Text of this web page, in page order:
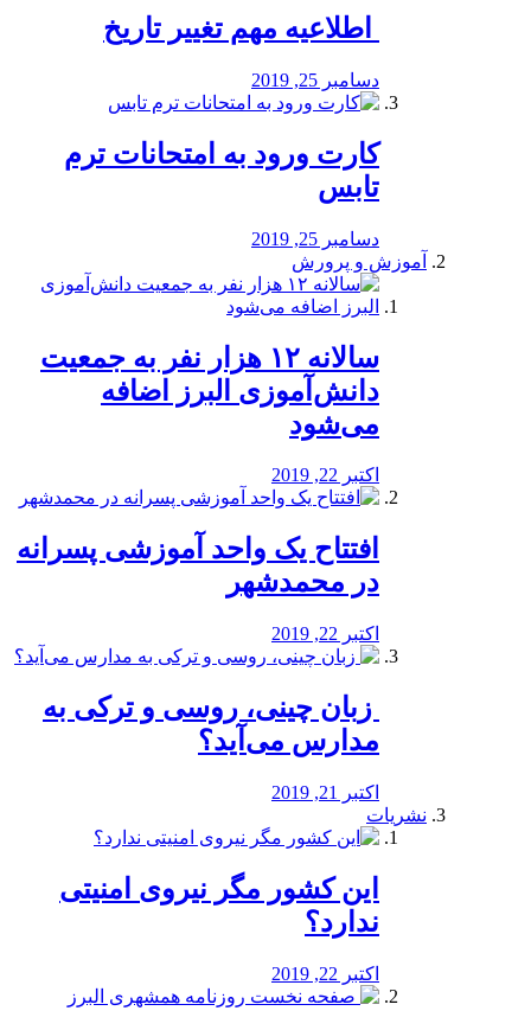
️ اطلاعیه مهم تغییر تاریخ
دسامبر 25, 2019
کارت ورود به امتحانات ترم
تابس
دسامبر 25, 2019
آموزش و پرورش
️سالانه ۱۲ هزار نفر به جمعیت
دانش‌آموزی البرز اضافه
می‌شود
اکتبر 22, 2019
افتتاح یک واحد آموزشی پسرانه
در محمدشهر
اکتبر 22, 2019
️ زبان چینی، روسی و ترکی به
مدارس می‌آید؟
اکتبر 21, 2019
نشریات
این کشور مگر نیروی امنیتی
ندارد؟
اکتبر 22, 2019